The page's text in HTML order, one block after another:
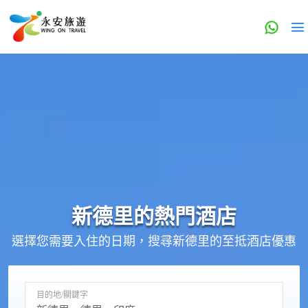
新德里的熱門酒店
選擇您需要入住的日期，搜尋新德里的至抵酒店優惠
目的地/關鍵字